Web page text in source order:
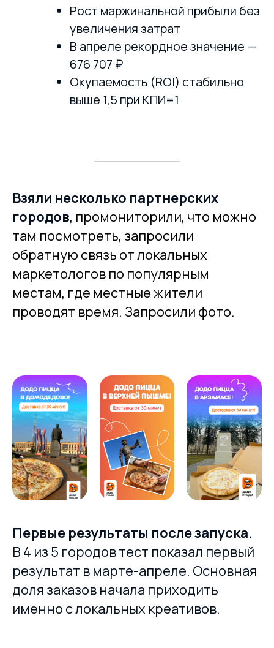
Рост маржинальной прибыли без
увеличения затрат
В апреле рекордное значение —
676 707 ₽
Окупаемость (ROI) стабильно
выше 1,5 при КПИ=1
Взяли несколько партнерских
городов, промониторили, что можно
там посмотреть, запросили
обратную связь от локальных
маркетологов по популярным
местам, где местные жители
проводят время. Запросили фото.
Первые результаты после запуска.
В 4 из 5 городов тест показал первый
результат в марте-апреле. Основная
доля заказов начала приходить
именно с локальных креативов.
Контакты Агентство
ООО «ТОМАТ»
ОГРН 1166313054225
ИНН 6317110966